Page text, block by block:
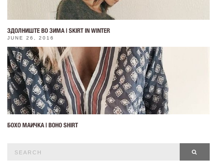
ЗДОЛНИШТЕ ВО ЗИМА | SKIRT IN WINTER
JUNE 26, 2016
БОХО МАИЧКА | BOHO SHIRT